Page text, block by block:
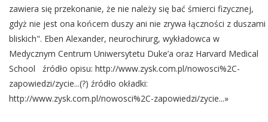
zawiera się przekonanie, że nie należy się bać śmierci fizycznej,
gdyż nie jest ona końcem duszy ani nie zrywa łączności z duszami
bliskich". Eben Alexander, neurochirurg, wykładowca w
Medycznym Centrum Uniwersytetu Duke’a oraz Harvard Medical
School źródło opisu: http://www.zysk.com.pl/nowosci%2C-
zapowiedzi/zycie...(?) źródło okładki:
http://www.zysk.com.pl/nowosci%2C-zapowiedzi/zycie...»